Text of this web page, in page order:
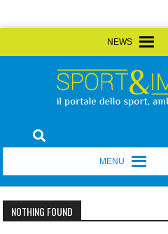
to
Sport&Impianti
NOTHING FOUND